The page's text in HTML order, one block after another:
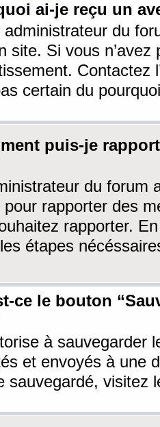
ai-je reçu un
administrateur du
site. Si vous
Contactez
certain du
puis-je
du forum
pour rapporter des
rapporter.
étapes
ce le bouton
à sauvegarder
et envoyés à une
sauvegardé, visitez